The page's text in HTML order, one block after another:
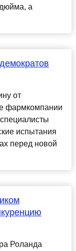
а
от
фармкомпании
испытания
перед новой
Роланда